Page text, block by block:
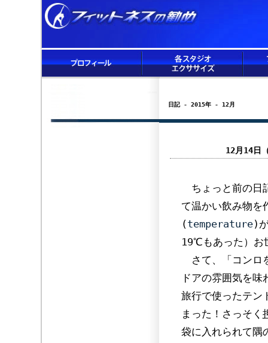
日記 - 2015年 - 12月
12月14日
ちょっと前の日
て温かい飲み物を
(temperature)
19℃もあった）お
さて、「コンロ
ドアの雰囲気を
旅行で使ったテン
まった！さっそく
袋に入れられて隅